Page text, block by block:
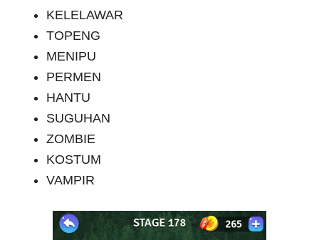
KELELAWAR
TOPENG
MENIPU
PERMEN
HANTU
SUGUHAN
ZOMBIE
KOSTUM
VAMPIR